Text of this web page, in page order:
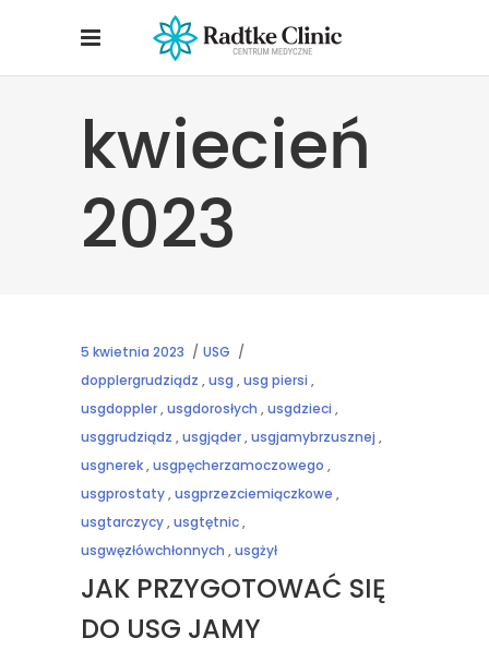
kwiecień
2023
5 kwietnia 2023
USG
dopplergrudziądz ,usg ,usg piersi ,
usgdoppler,usgdorosłych ,usgdzieci ,
usggrudziądz ,usgjąder,usgjamybrzusznej ,
usgnerek,usgpęcherzamoczowego ,
usgprostaty,usgprzezciemiączkowe ,
usgtarczycy,usgtętnic,
usgwęzłówchłonnych ,usgżył
JAK PRZYGOTOWAĆ SIĘ
DO USG JAMY